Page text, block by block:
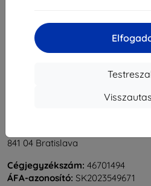
841 04 Bratislava
Cégjegyzékszám: 46701494
ÁFA-azonosító: SK2023549671